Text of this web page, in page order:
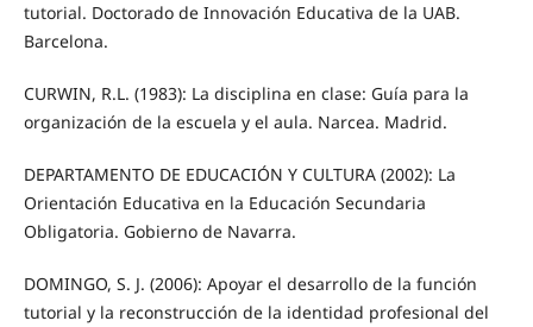
tutorial. Doctorado de Innovación Educativa de la UAB.
Barcelona.
CURWIN, R.L. (1983): La disciplina en clase: Guía para la
organización de la escuela y el aula. Narcea. Madrid.
DEPARTAMENTO DE EDUCACIÓN Y CULTURA (2002): La
Orientación Educativa en la Educación Secundaria
Obligatoria. Gobierno de Navarra.
DOMINGO, S. J. (2006): Apoyar el desarrollo de la función
tutorial y la reconstrucción de la identidad profesional del